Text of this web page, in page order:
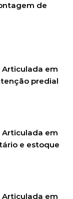
de
em
predial
em
e estoque
em